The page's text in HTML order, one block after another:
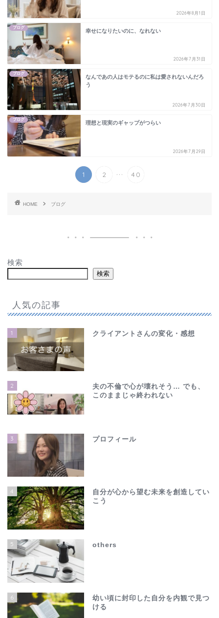
2026年8月1日
ブログ
幸せになりたいのに、なれない
2026年7月31日
ブログ
なんであの人はモテるのに私は愛されないんだろ
う
2026年7月30日
ブログ
理想と現実のギャップがつらい
2026年7月29日
1 2 ... 40
HOME ブログ
検索
検索
人気の記事
1 クライアントさんの変化・感想
2
夫の不倫で心が壊れそう… でも、
このままじゃ終われない
3 プロフィール
4
自分が心から望む未来を創造してい
こう
5 others
6
幼い頃に封印した自分を内観で見つ
ける
夫の不倫で心が壊れそう…
でも、このままじゃ終わ